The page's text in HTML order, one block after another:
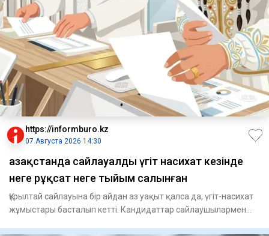
https://informburo.kz
07 Августа 2026 14:30
Қазақстанда сайлауалды үгіт насихат кезінде
неге рұқсат неге тыйым салынған
Құрылтай сайлауына бір айдан аз уақыт қалса да, үгіт-насихат
жұмыстары басталып кетті. Кандидаттар сайлаушылармен